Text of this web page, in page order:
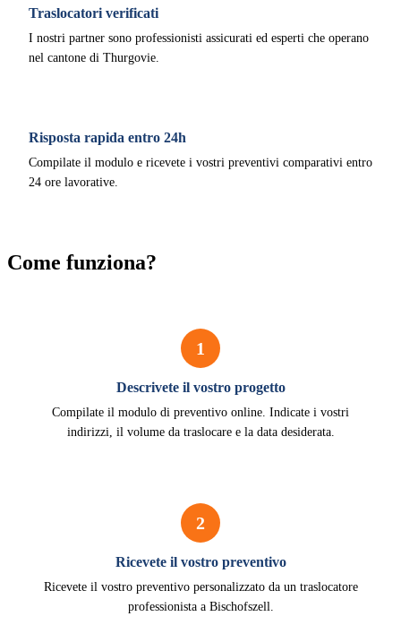
Traslocatori verificati
I nostri partner sono professionisti assicurati ed esperti che operano
nel cantone di Thurgovie.
Risposta rapida entro 24h
Compilate il modulo e ricevete i vostri preventivi comparativi entro
24 ore lavorative.
Come funziona?
1
Descrivete il vostro progetto
Compilate il modulo di preventivo online. Indicate i vostri
indirizzi, il volume da traslocare e la data desiderata.
2
Ricevete il vostro preventivo
Ricevete il vostro preventivo personalizzato da un traslocatore
professionista a Bischofszell.